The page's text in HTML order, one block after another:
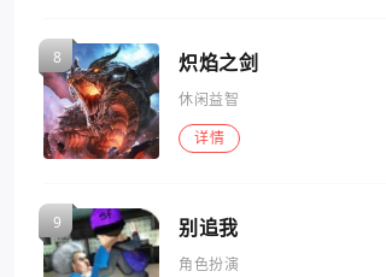
炽焰之剑
休闲益智
详情
别追我
角色扮演